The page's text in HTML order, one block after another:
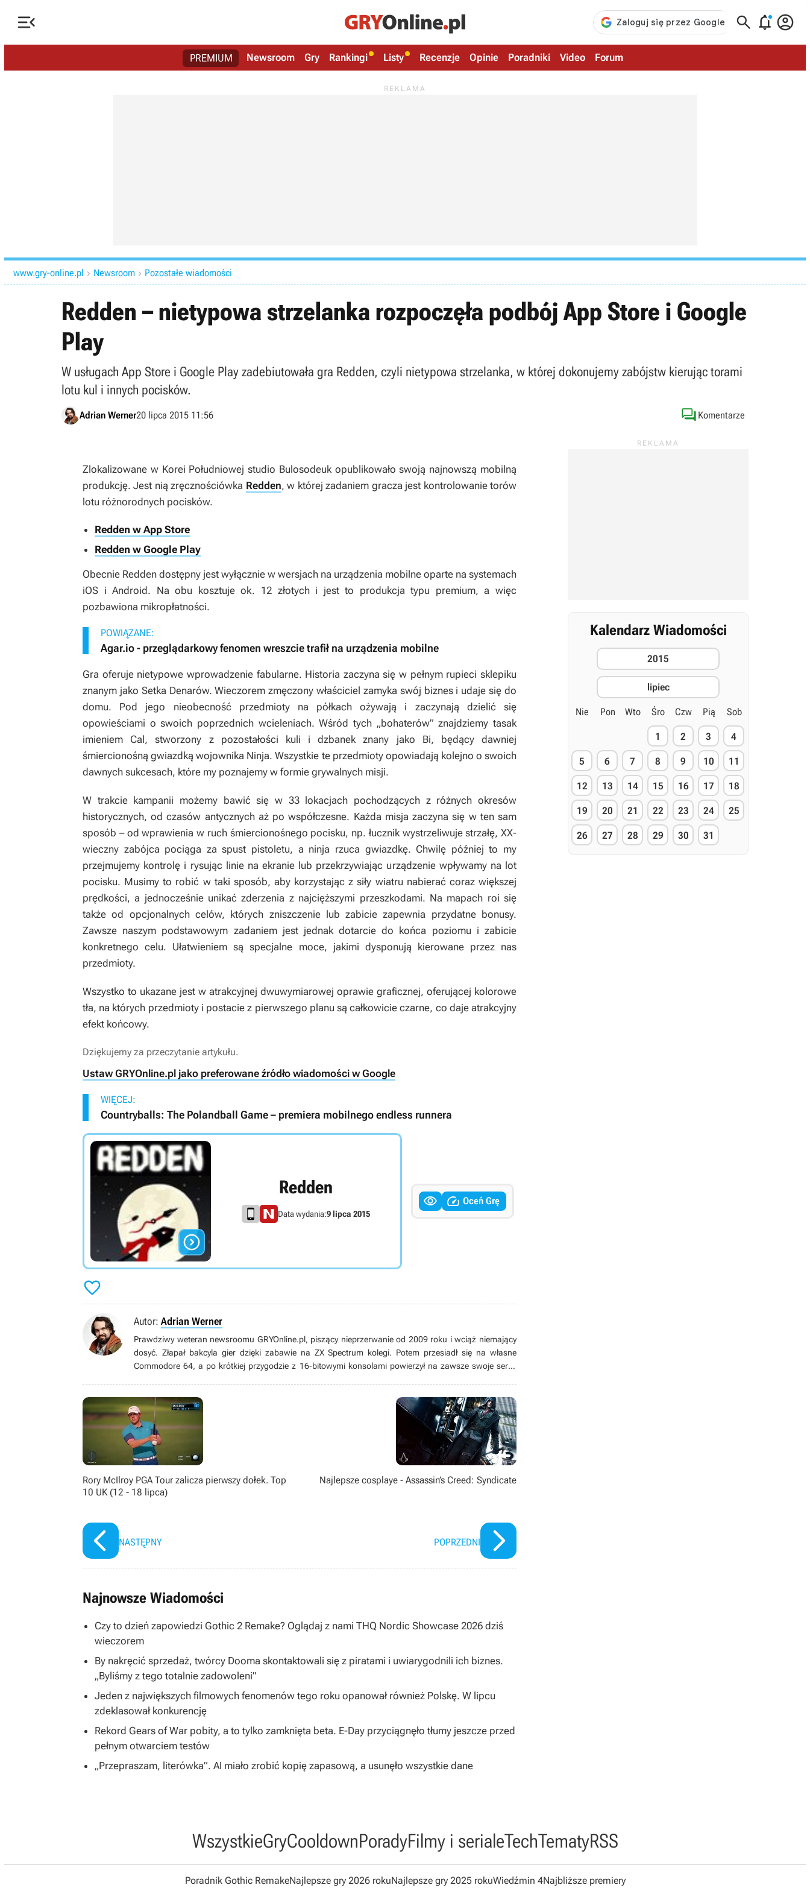
   
PREMIUM Newsroom Gry Rankingi Listy Recenzje Opinie Poradniki Video Forum
www.gry-online.pl  Newsroom  Pozostałe wiadomości
Redden – nietypowa strzelanka rozpoczęła podbój App Store i Google
Play
W usługach App Store i Google Play zadebiutowała gra Redden, czyli nietypowa strzelanka, w której dokonujemy zabójstw kierując torami
lotu kul i innych pocisków.
Adrian Werner20 lipca 2015 11:56  Komentarze
Zlokalizowane w Korei Południowej studio Bulosodeuk opublikowało swoją najnowszą mobilną
produkcję. Jest nią zręcznościówka Redden, w której zadaniem gracza jest kontrolowanie torów
lotu różnorodnych pocisków.
Redden w App Store
Redden w Google Play
Obecnie Redden dostępny jest wyłącznie w wersjach na urządzenia mobilne oparte na systemach
iOS i Android. Na obu kosztuje ok. 12 złotych i jest to produkcja typu premium, a więc
pozbawiona mikropłatności.
POWIĄZANE:
Agar.io - przeglądarkowy fenomen wreszcie trafił na urządzenia mobilne
Gra oferuje nietypowe wprowadzenie fabularne. Historia zaczyna się w pełnym rupieci sklepiku
znanym jako Setka Denarów. Wieczorem zmęczony właściciel zamyka swój biznes i udaje się do
domu. Pod jego nieobecność przedmioty na półkach ożywają i zaczynają dzielić się
opowieściami o swoich poprzednich wcieleniach. Wśród tych „bohaterów” znajdziemy tasak
imieniem Cal, stworzony z pozostałości kuli i dzbanek znany jako Bi, będący dawniej
śmiercionośną gwiazdką wojownika Ninja. Wszystkie te przedmioty opowiadają kolejno o swoich
dawnych sukcesach, które my poznajemy w formie grywalnych misji.
W trakcie kampanii możemy bawić się w 33 lokacjach pochodzących z różnych okresów
historycznych, od czasów antycznych aż po współczesne. Każda misja zaczyna się w ten sam
sposób – od wprawienia w ruch śmiercionośnego pocisku, np. łucznik wystrzeliwuje strzałę, XX-
wieczny zabójca pociąga za spust pistoletu, a ninja rzuca gwiazdkę. Chwilę później to my
przejmujemy kontrolę i rysując linie na ekranie lub przekrzywiając urządzenie wpływamy na lot
pocisku. Musimy to robić w taki sposób, aby korzystając z siły wiatru nabierać coraz większej
prędkości, a jednocześnie unikać zderzenia z najcięższymi przeszkodami. Na mapach roi się
także od opcjonalnych celów, których zniszczenie lub zabicie zapewnia przydatne bonusy.
Zawsze naszym podstawowym zadaniem jest jednak dotarcie do końca poziomu i zabicie
konkretnego celu. Ułatwieniem są specjalne moce, jakimi dysponują kierowane przez nas
przedmioty.
Wszystko to ukazane jest w atrakcyjnej dwuwymiarowej oprawie graficznej, oferującej kolorowe
tła, na których przedmioty i postacie z pierwszego planu są całkowicie czarne, co daje atrakcyjny
efekt końcowy.
Dziękujemy za przeczytanie artykułu.
Ustaw GRYOnline.pl jako preferowane źródło wiadomości w Google
WIĘCEJ:
Countryballs: The Polandball Game – premiera mobilnego endless runnera

Redden
Data wydania:9 lipca 2015
  Oceń Grę

Autor: Adrian Werner
Prawdziwy weteran newsroomu GRYOnline.pl, piszący nieprzerwanie od 2009 roku i wciąż niemający
dosyć. Złapał bakcyla gier dzięki zabawie na ZX Spectrum kolegi. Potem przesiadł się na własne
Commodore 64, a po krótkiej przygodzie z 16-bitowymi konsolami powierzył na zawsze swoje serce
książek, seriali, filmów i komiksów.
Rory McIlroy PGA Tour zalicza pierwszy dołek. Top
10 UK (12 - 18 lipca)
NASTĘPNY
Najlepsze cosplaye - Assassin’s Creed: Syndicate
POPRZEDNI
Najnowsze Wiadomości
Czy to dzień zapowiedzi Gothic 2 Remake? Oglądaj z nami THQ Nordic Showcase 2026 dziś
wieczorem
By nakręcić sprzedaż, twórcy Dooma skontaktowali się z piratami i uwiarygodnili ich biznes.
„Byliśmy z tego totalnie zadowoleni”
Jeden z największych filmowych fenomenów tego roku opanował również Polskę. W lipcu
zdeklasował konkurencję
Rekord Gears of War pobity, a to tylko zamknięta beta. E-Day przyciągnęło tłumy jeszcze przed
pełnym otwarciem testów
„Przepraszam, literówka”. AI miało zrobić kopię zapasową, a usunęło wszystkie dane
Kalendarz Wiadomości
2015
lipiec
Nie Pon Wto Śro Czw Pią Sob
1 2 3 4
5 6 7 8 9 10 11
12 13 14 15 16 17 18
19 20 21 22 23 24 25
26 27 28 29 30 31
WszystkieGryCooldownPoradyFilmy i serialeTechTematyRSS
Poradnik Gothic RemakeNajlepsze gry 2026 rokuNajlepsze gry 2025 rokuWiedźmin 4Najbliższe premiery